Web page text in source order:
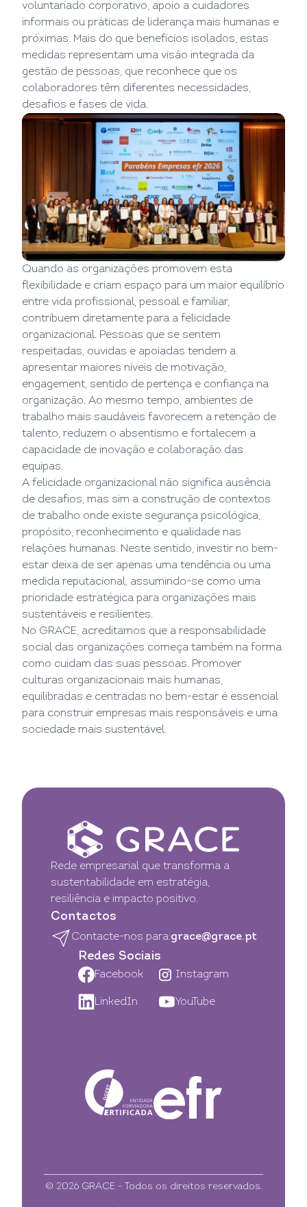
voluntariado corporativo, apoio a cuidadores
informais ou práticas de liderança mais humanas e
próximas. Mais do que benefícios isolados, estas
medidas representam uma visão integrada da
gestão de pessoas, que reconhece que os
colaboradores têm diferentes necessidades,
desafios e fases de vida.
Quando as organizações promovem esta
flexibilidade e criam espaço para um maior equilíbrio
entre vida profissional, pessoal e familiar,
contribuem diretamente para a felicidade
organizacional. Pessoas que se sentem
respeitadas, ouvidas e apoiadas tendem a
apresentar maiores níveis de motivação,
engagement, sentido de pertença e confiança na
organização. Ao mesmo tempo, ambientes de
trabalho mais saudáveis favorecem a retenção de
talento, reduzem o absentismo e fortalecem a
capacidade de inovação e colaboração das
equipas.
A felicidade organizacional não significa ausência
de desafios, mas sim a construção de contextos
de trabalho onde existe segurança psicológica,
propósito, reconhecimento e qualidade nas
relações humanas. Neste sentido, investir no bem-
estar deixa de ser apenas uma tendência ou uma
medida reputacional, assumindo-se como uma
prioridade estratégica para organizações mais
sustentáveis e resilientes.
No GRACE, acreditamos que a responsabilidade
social das organizações começa também na forma
como cuidam das suas pessoas. Promover
culturas organizacionais mais humanas,
equilibradas e centradas no bem-estar é essencial
para construir empresas mais responsáveis e uma
sociedade mais sustentável.
Rede empresarial que transforma a
sustentabilidade em estratégia,
resiliência e impacto positivo.
Contactos
Contacte-nos para:grace@grace.pt
Redes Sociais
Facebook Instagram
LinkedIn YouTube
© 2026 GRACE - Todos os direitos reservados.